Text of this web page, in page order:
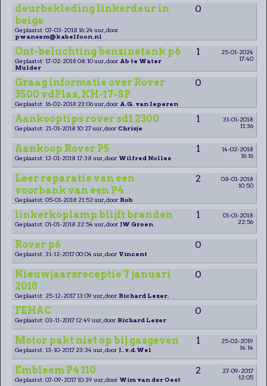
deurbekleding linkerdeur in
beige
0
Geplaatst: 07-03-2018 16:24 uur, door
pwansem@kabelfoon.nl
Ont-beluchting benzinetank p6 1
25-01-2024
17:40
Geplaatst: 17-02-2018 08:10 uur, door Ab te Water
Mulder
Graag informatie over Rover
3500 vdPlas, KH-17-SP
0
Geplaatst: 16-02-2018 23:06 uur, door A.G. van Ieperen
Aankooptips rover sd1 2300 1
31-01-2018
11:36
Geplaatst: 21-01-2018 10:27 uur, door Chrisje
Aankoop Rover P5 1
14-02-2018
16:16
Geplaatst: 12-01-2018 17:38 uur, door Wilfred Nolles
Leer reparatie van een
voorbank van een P4
2
08-01-2018
10:50
Geplaatst: 05-01-2018 21:52 uur, door Rob
linkerkoplamp blijft branden 1
01-01-2018
22:56
Geplaatst: 01-01-2018 22:54 uur, door JW Groen
Rover p6 0
Geplaatst: 31-12-2017 00:04 uur, door Vincent
Nieuwjaarsreceptie 7 januari
2018
0
Geplaatst: 25-12-2017 13:09 uur, door Richard Lezer.
FEHAC 0
Geplaatst: 03-11-2017 12:49 uur, door Richard Lezer
Motor pakt niet op bij gasgeven 1
25-02-2019
14:14
Geplaatst: 13-10-2017 23:34 uur, door J..v.d.Wel
Embleem P4 110 2
27-09-2017
12:05
Geplaatst: 07-09-2017 10:39 uur, door Wim van der Oest